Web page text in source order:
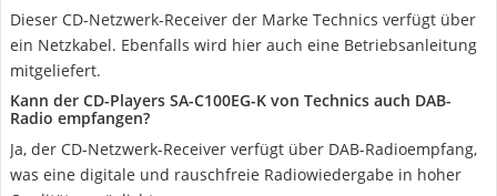
Dieser CD-Netzwerk-Receiver der Marke Technics verfügt über
ein Netzkabel. Ebenfalls wird hier auch eine Betriebsanleitung
mitgeliefert.
Kann der CD-Players SA-C100EG-K von Technics auch DAB-
Radio empfangen?
Ja, der CD-Netzwerk-Receiver verfügt über DAB-Radioempfang,
was eine digitale und rauschfreie Radiowiedergabe in hoher